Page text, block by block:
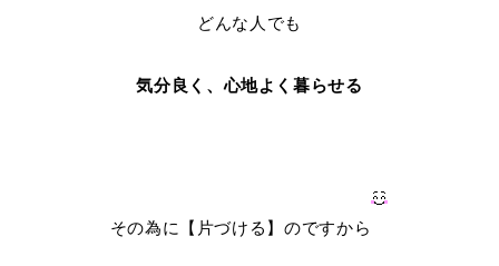
どんな人でも
気分良く、心地よく暮らせる
その為に【片づける】のですから